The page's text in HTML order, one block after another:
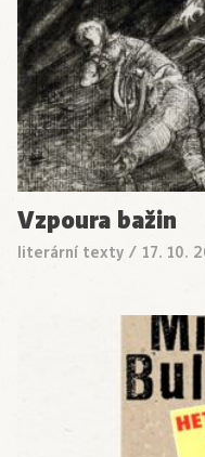
Vzpoura bažin
literární texty / 17. 10.